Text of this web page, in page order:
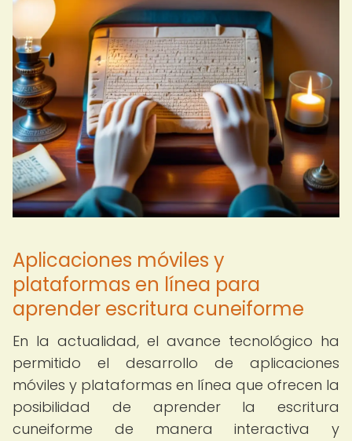
Aplicaciones móviles y
plataformas en línea para
aprender escritura cuneiforme
En la actualidad, el avance tecnológico ha
permitido el desarrollo de aplicaciones
móviles y plataformas en línea que ofrecen la
posibilidad de aprender la escritura
cuneiforme de manera interactiva y